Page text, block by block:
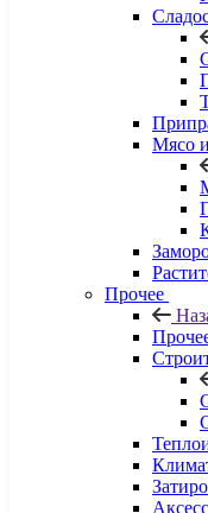
Мясо
Прочее